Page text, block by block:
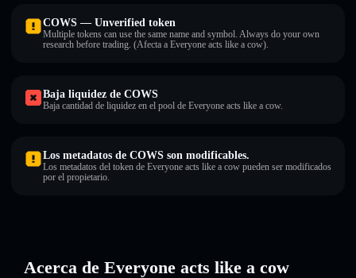
COWS — Unverified token
Multiple tokens can use the same name and symbol. Always do your own
research before trading. (Afecta a Everyone acts like a cow).
Baja liquidez de COWS
Baja cantidad de liquidez en el pool de Everyone acts like a cow.
Los metadatos de COWS son modificables.
Los metadatos del token de Everyone acts like a cow pueden ser modificados
por el propietario.
Acerca de Everyone acts like a cow